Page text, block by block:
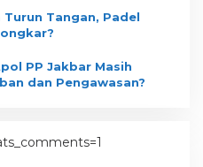
Tangan, Padel
PP Jakbar Masih
dan Pengawasan?